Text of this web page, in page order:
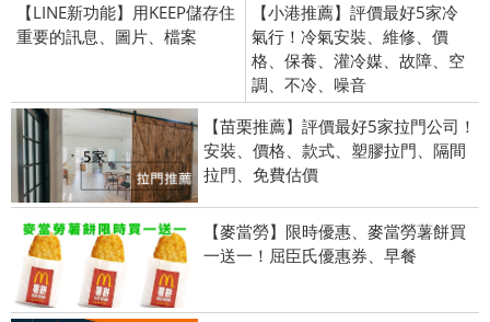
【LINE新功能】用KEEP儲存住
重要的訊息、圖片、檔案
【小港推薦】評價最好5家冷
氣行！冷氣安裝、維修、價
格、保養、灌冷媒、故障、空
調、不冷、噪音
【苗栗推薦】評價最好5家拉門公司！
安裝、價格、款式、塑膠拉門、隔間
拉門、免費估價
【麥當勞】限時優惠、麥當勞薯餅買
一送一！屈臣氏優惠券、早餐